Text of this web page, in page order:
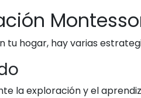
hogar, hay varias
la exploración y el